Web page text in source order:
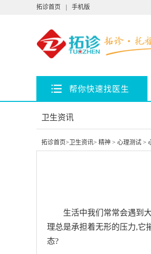
拓诊首页 手机版
帮你快速找医生
卫生资讯
拓诊首页> 卫生资讯> 精神 > 心理测试 >
生活中我们常常会遇到
理总是承担着无形的压力,它
态?